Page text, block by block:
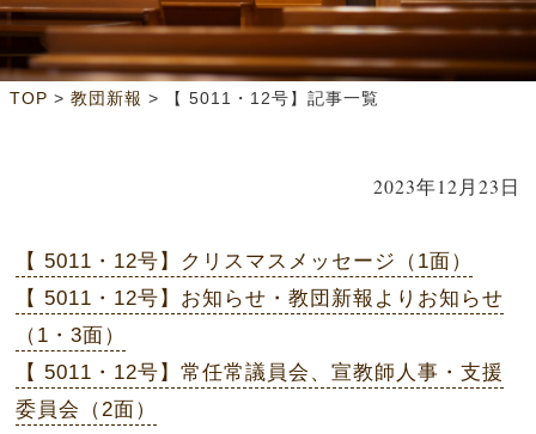
TOP > 教団新報 > 【 5011・12号】記事一覧
2023年12月23日
【 5011・12号】クリスマスメッセージ（1面）
【 5011・12号】お知らせ・教団新報よりお知らせ
（1・3面）
【 5011・12号】常任常議員会、宣教師人事・支援
委員会（2面）